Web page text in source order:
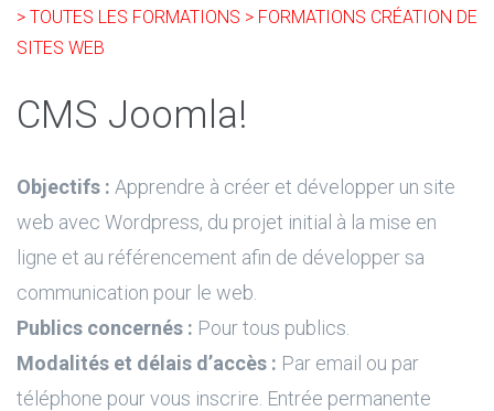
> TOUTES LES FORMATIONS > FORMATIONS CRÉATION DE
SITES WEB
CMS Joomla!
Objectifs : Apprendre à créer et développer un site
web avec Wordpress, du projet initial à la mise en
ligne et au référencement afin de développer sa
communication pour le web.
Publics concernés : Pour tous publics.
Modalités et délais d’accès : Par email ou par
téléphone pour vous inscrire. Entrée permanente